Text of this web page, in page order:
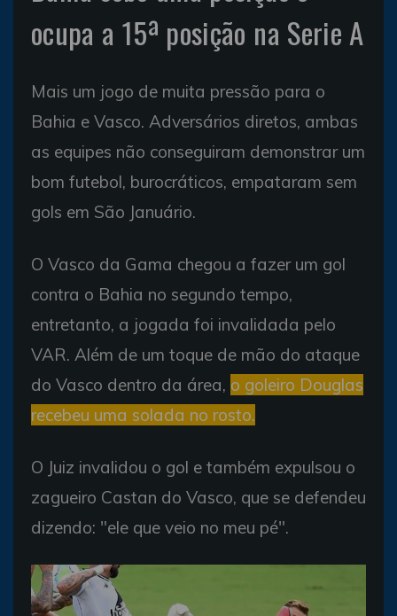
ocupa a 15ª posição na Serie A
Mais um jogo de muita pressão para o
Bahia e Vasco. Adversários diretos, ambas
as equipes não conseguiram demonstrar um
bom futebol, burocráticos, empataram sem
gols em São Januário.
O Vasco da Gama chegou a fazer um gol
contra o Bahia no segundo tempo,
entretanto, a jogada foi invalidada pelo
VAR. Além de um toque de mão do ataque
do Vasco dentro da área, o goleiro Douglas
recebeu uma solada no rosto.
O Juiz invalidou o gol e também expulsou o
zagueiro Castan do Vasco, que se defendeu
dizendo: "ele que veio no meu pé".